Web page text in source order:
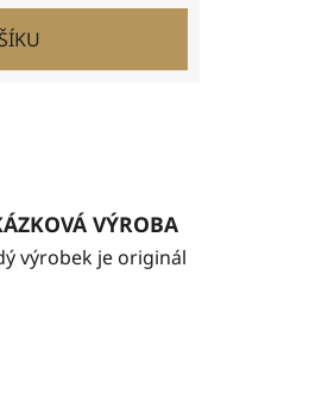
VÝROBA
výrobek je originál